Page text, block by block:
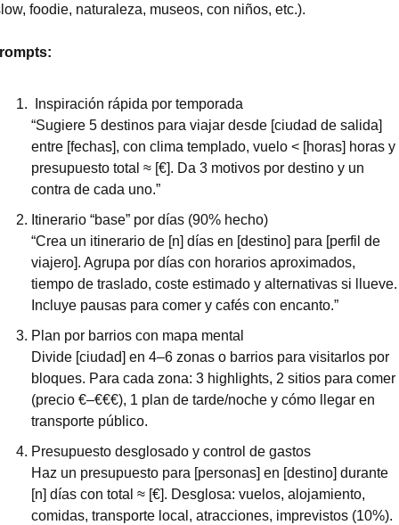
foodie, naturaleza, museos, con niños, etc.).
Inspiración rápida por temporada
“Sugiere 5 destinos para viajar desde [ciudad de salida]
entre [fechas], con clima templado, vuelo < [horas] horas y
presupuesto total ≈ [€]. Da 3 motivos por destino y un
contra de cada uno.”
Itinerario “base” por días (90% hecho)
“Crea un itinerario de [n] días en [destino] para [perfil de
viajero]. Agrupa por días con horarios aproximados,
tiempo de traslado, coste estimado y alternativas si llueve.
Incluye pausas para comer y cafés con encanto.”
Plan por barrios con mapa mental
Divide [ciudad] en 4–6 zonas o barrios para visitarlos por
bloques. Para cada zona: 3 highlights, 2 sitios para comer
(precio €–€€€), 1 plan de tarde/noche y cómo llegar en
transporte público.
Presupuesto desglosado y control de gastos
Haz un presupuesto para [personas] en [destino] durante
[n] días con total ≈ [€]. Desglosa: vuelos, alojamiento,
comidas, transporte local, atracciones, imprevistos (10%).